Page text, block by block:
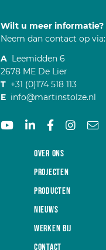
Wilt u meer informatie?
Neem dan contact op via:
ALeemidden 6
2678 ME De Lier
T+31 (0)174 518 113
Einfo@martinstolze.nl
Over ons
Projecten
Producten
Nieuws
Werken bij
Contact